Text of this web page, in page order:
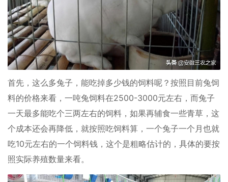
首先，这么多兔子，能吃掉多少钱的饲料呢？按照目前兔饲
料的价格来看，一吨兔饲料在2500-3000元左右，而兔子
一天最多能吃个三两左右的饲料，如果再辅食一些青草，这
个成本还会再降低，就按照吃饲料算，一个兔子一个月也就
吃10元左右的一个饲料钱，这个是粗略估计的，具体的要按
照实际养殖数量来看。